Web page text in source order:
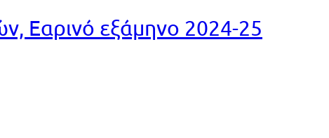
Εαρινό εξάμηνο 2024-25